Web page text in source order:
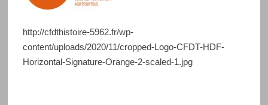
http://cfdthistoire-5962.fr/wp-
content/uploads/2020/11/cropped-Logo-CFDT-HDF-
Horizontal-Signature-Orange-2-scaled-1.jpg